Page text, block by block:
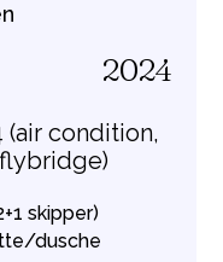
2024
(air condition,
skipper)
dusche